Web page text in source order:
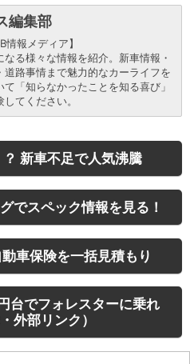
編集部
情報メディア】
る様々な情報を紹介。新車情報・
路事情まで魅力的なカーライフを
「知らなかったことを知る喜び」
てください。
？ 新車不足で人気沸騰
でスペック情報を見る！
車保険を一括見積もり
台でフォレスターに乗れ
外部リンク）